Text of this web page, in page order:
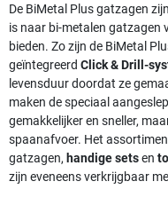
De BiMetal Plus gatzagen
is naar bi-metalen gatzagen
bieden. Zo zijn de BiMetal
geïntegreerd Click & Drill-
levensduur doordat ze
maken de speciaal
gemakkelijker en sneller,
spaanafvoer. Het
gatzagen, handige setsen
zijn eveneens verkrijgbaar